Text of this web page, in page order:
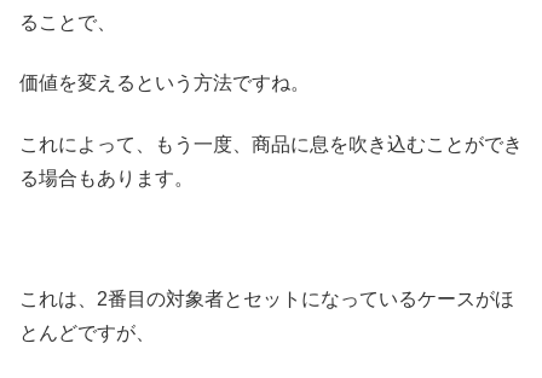
ることで、
価値を変えるという方法ですね。
これによって、もう一度、商品に息を吹き込むことができ
る場合もあります。
これは、2番目の対象者とセットになっているケースがほ
とんどですが、